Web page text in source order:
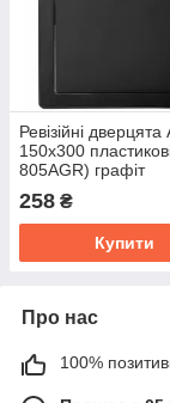
Ревізійні
150х300
805AGR) графіт
258 ₴
Купити
Про нас
100%